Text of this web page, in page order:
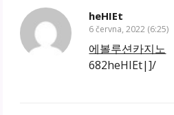
heHIEt
6 června, 2022 (6:25)
에볼루션카지노
682heHIEt|]/